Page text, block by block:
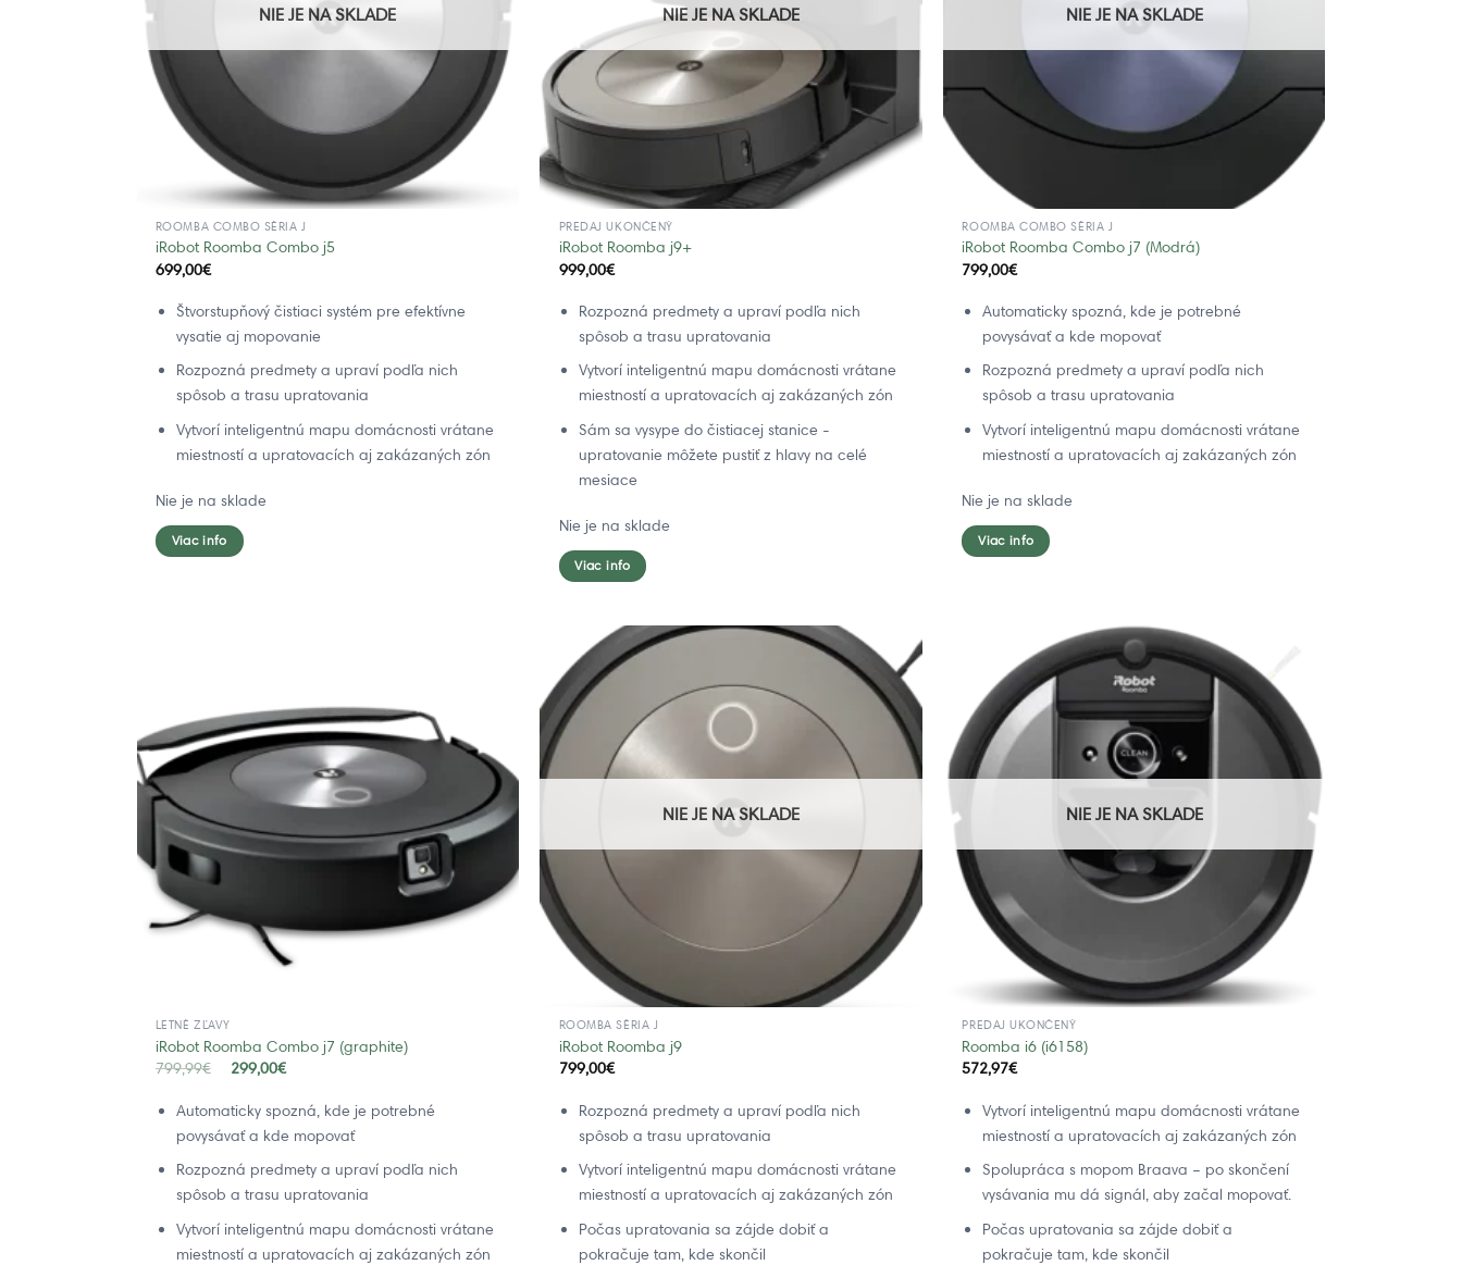
NIE JE NA SKLADE
ROOMBA COMBO SÉRIA J
iRobot Roomba Combo j5
699,00€
Štvorstupňový čistiaci systém pre efektívne
vysatie aj mopovanie
Rozpozná predmety a upraví podľa nich
spôsob a trasu upratovania
Vytvorí inteligentnú mapu domácnosti vrátane
miestností a upratovacích aj zakázaných zón
Nie je na sklade
Viac info
NIE JE NA SKLADE
PREDAJ UKONČENÝ
iRobot Roomba j9+
999,00€
Rozpozná predmety a upraví podľa nich
spôsob a trasu upratovania
Vytvorí inteligentnú mapu domácnosti vrátane
miestností a upratovacích aj zakázaných zón
Sám sa vysype do čistiacej stanice -
upratovanie môžete pustiť z hlavy na celé
mesiace
Nie je na sklade
Viac info
NIE JE NA SKLADE
ROOMBA COMBO SÉRIA J
iRobot Roomba Combo j7 (Modrá)
799,00€
Automaticky spozná, kde je potrebné
povysávať a kde mopovať
Rozpozná predmety a upraví podľa nich
spôsob a trasu upratovania
Vytvorí inteligentnú mapu domácnosti vrátane
miestností a upratovacích aj zakázaných zón
Nie je na sklade
Viac info
LETNÉ ZĽAVY
iRobot Roomba Combo j7 (graphite)
799,99€ 299,00€
Automaticky spozná, kde je potrebné
povysávať a kde mopovať
Rozpozná predmety a upraví podľa nich
spôsob a trasu upratovania
Vytvorí inteligentnú mapu domácnosti vrátane
miestností a upratovacích aj zakázaných zón
NIE JE NA SKLADE
ROOMBA SÉRIA J
iRobot Roomba j9
799,00€
Rozpozná predmety a upraví podľa nich
spôsob a trasu upratovania
Vytvorí inteligentnú mapu domácnosti vrátane
miestností a upratovacích aj zakázaných zón
Počas upratovania sa zájde dobiť a
pokračuje tam, kde skončil
NIE JE NA SKLADE
PREDAJ UKONČENÝ
Roomba i6 (i6158)
572,97€
Vytvorí inteligentnú mapu domácnosti vrátane
miestností a upratovacích aj zakázaných zón
Spolupráca s mopom Braava – po skončení
vysávania mu dá signál, aby začal mopovať.
Počas upratovania sa zájde dobiť a
pokračuje tam, kde skončil